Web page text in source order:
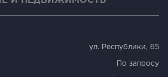
ул. Республики, 65
По запросу